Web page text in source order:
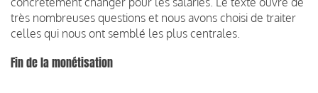
très nombreuses questions et nous avons choisi de traiter
celles qui nous ont semblé les plus centrales.
Fin de la monétisation